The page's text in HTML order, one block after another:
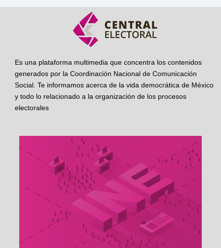
Es una plataforma multimedia que concentra los contenidos
generados por la Coordinación Nacional de Comunicación
Social. Te informamos acerca de la vida democrática de México
y todo lo relacionado a la organización de los procesos
electorales